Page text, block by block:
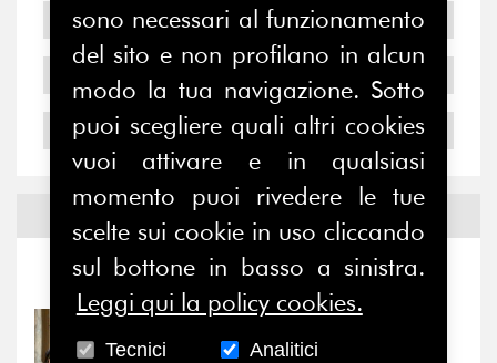
2006
2005
2004
Notizie ed
Notizie-Eventi
Prima della pausa estiva,
sono necessari al funzionamento
del sito e non profilano in alcun
modo la tua navigazione. Sotto
puoi scegliere quali altri cookies
vuoi attivare e in qualsiasi
momento puoi rivedere le tue
scelte sui cookie in uso cliccando
sul bottone in basso a sinistra.
Leggi qui la policy cookies.
Tecnici Analitici